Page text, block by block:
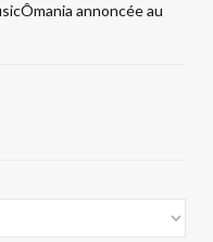
annoncée au